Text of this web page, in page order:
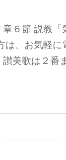
６節 説教
、お気軽に
美歌は２番